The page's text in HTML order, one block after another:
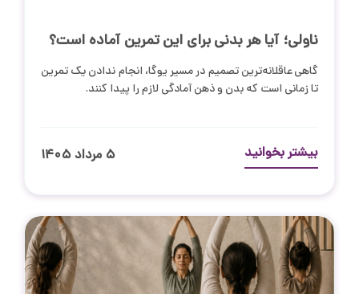
ناولی؛ آیا هر بدنی برای این تمرین آماده است؟
گاهی عاقلانه‌ترین تصمیم در مسیر یوگا، انجام ندادن یک تمرین
تا زمانی است که بدن و ذهن آمادگی لازم را پیدا کنند.
بیشتر بخوانید ۵ مرداد ۱۴۰۵